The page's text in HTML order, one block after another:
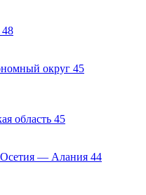
48
округ 45
область 45
Осетия — Алания 44